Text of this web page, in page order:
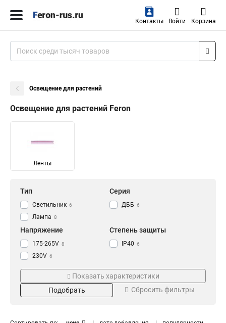
Контакты Войти Корзина
Освещение для растений
Освещение для растений Feron
Ленты
Тип
Светильник 6
Лампа 8
Серия
ДББ 6
Напряжение
175-265V 8
230V 6
Степень защиты
IP40 6
Цвет
Розовый 3
Красно-синий 7
Материал
Пластик 6
Показать характеристики
Подобрать
Сбросить фильтры